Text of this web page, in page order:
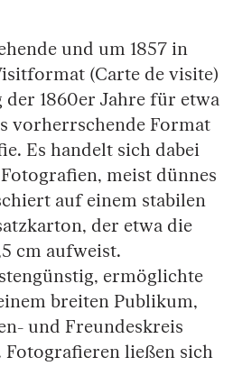
und um 1857 in
(Carte de visite)
1860er Jahre für etwa
vorherrschende Format
Es handelt sich dabei
meist dünnes
auf einem stabilen
der etwa die
cm aufweist.
ermöglichte
breiten Publikum,
und Freundeskreis
Fotografieren ließen sich